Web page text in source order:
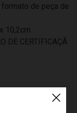
de peça de
10,2cm
DE CERTIFICAÇÃ